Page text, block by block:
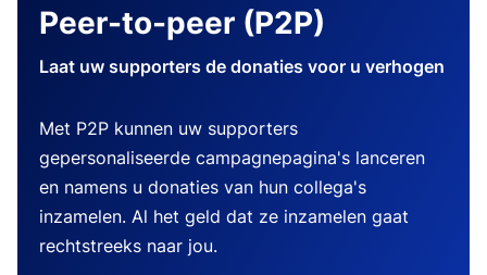
Peer-to-peer (P2P)
Laat uw supporters de donaties voor u verhogen
Met P2P kunnen uw supporters
gepersonaliseerde campagnepagina's lanceren
en namens u donaties van hun collega's
inzamelen. Al het geld dat ze inzamelen gaat
rechtstreeks naar jou.